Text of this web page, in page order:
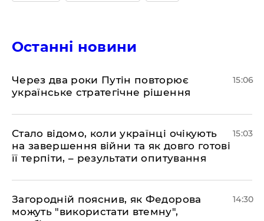
Останні новини
Через два роки Путін повторює
українське стратегічне рішення
15:06
Стало відомо, коли українці очікують
на завершення війни та як довго готові
її терпіти, – результати опитування
15:03
Загородній пояснив, як Федорова
можуть "використати втемну",
14:30